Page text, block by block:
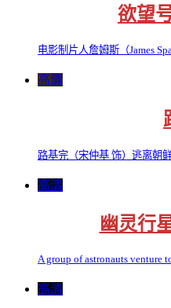
欲望
电影制片人詹姆斯（James
高清
路基完（宋仲基 饰）逃离朝鲜
高清
幽灵行
A group of astronauts venture
高清